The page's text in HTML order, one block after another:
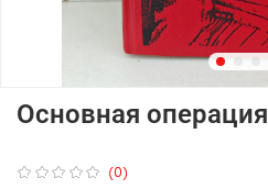
(0)
Основная операция